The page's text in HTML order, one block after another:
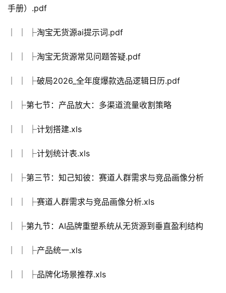
手册）.pdf
│ │ ├淘宝无货源ai提示词.pdf
│ │ ├淘宝无货源常见问题答疑.pdf
│ │ ├破局2026_全年度爆款选品逻辑日历.pdf
│ ├第七节：产品放大：多渠道流量收割策略
│ │ ├计划搭建.xls
│ │ ├计划统计表.xls
│ ├第三节：知己知彼：赛道人群需求与竞品画像分析
│ │ ├赛道人群需求与竞品画像分析.xls
│ ├第九节：AI品牌重塑系统从无货源到垂直盈利结构
│ │ ├产品统一.xls
│ │ ├品牌化场景推荐.xls